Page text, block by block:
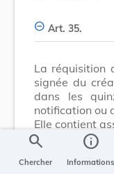
Art. 35.
La réquisition
signée du
dans les
notification ou
Elle contient
du lieu où
ordonner
requises.
search
Chercher
info
Informations